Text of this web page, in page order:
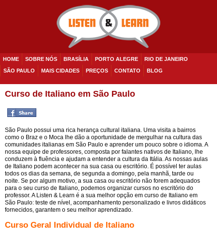
HOME SOBRE NÓS BRASÍLIA PORTO ALEGRE
RIO DE JANEIRO
SÃO PAULO
MAIS CIDADES PREÇOS CONTATO BLOG
Curso de Italiano em São Paulo
São Paulo possui uma rica herança cultural italiana. Uma visita a bairros
como o Braz e o Moca lhe dão a oportunidade de mergulhar na cultura das
comunidades italianas em São Paulo e aprender um pouco sobre o idioma. A
nossa equipe de professores, composta por falantes nativos de Italiano, lhe
conduzem à fluência e ajudam a entender a cultura da Itália. As nossas aulas
de Italiano podem acontecer na sua casa ou escritório. É possível ter aulas
todos os dias da semana, de segunda a domingo, pela manhã, tarde ou
noite. Se por algum motivo, a sua casa ou escritório não forem adequados
para o seu curso de Italiano, podemos organizar cursos no escritório do
professor. A Listen & Learn é a sua melhor opção em curso de Italiano em
São Paulo: teste de nível, acompanhamento personalizado e livros didáticos
fornecidos, garantem o seu melhor aprendizado.
Curso Geral Individual de Italiano